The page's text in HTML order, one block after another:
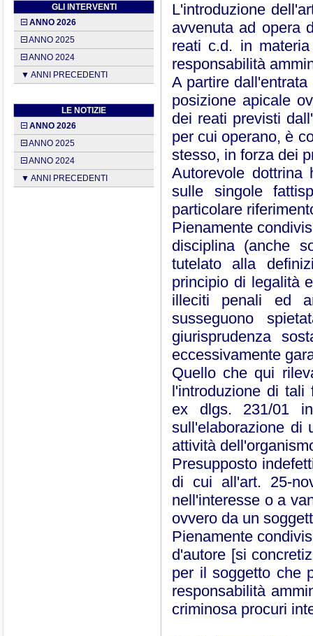
GLI INTERVENTI
ANNO 2026
ANNO 2025
ANNO 2024
▼ ANNI PRECEDENTI
LE NOTIZIE
ANNO 2026
ANNO 2025
ANNO 2024
▼ ANNI PRECEDENTI
L'introduzione
avvenuta ad opera
reati c.d. in
responsabilità
A partire
posizione apicale
dei reati previsti
per cui operano, è
stesso, in forza dei
Autorevole dottrina
sulle singole
particolare
Pienamente
disciplina (anche
tutelato alla
principio di legalità
illeciti penali ed
susseguono
giurisprudenza
eccessivamente
Quello che qui
l'introduzione di tali
ex dlgs. 231/01
sull'elaborazione di
attività
Presupposto
di cui all'art. 25-
nell'interesse o a
ovvero da un
Pienamente
d'autore [si
per il soggetto che
responsabilità
criminosa procuri